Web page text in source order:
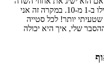
של לונזו הוא יהיה מצוין. אני אסתפק אפילו ב-1 מ-10. במקרה זה אני
יותר! לכל סטייה
שלי, איך היא יכולה